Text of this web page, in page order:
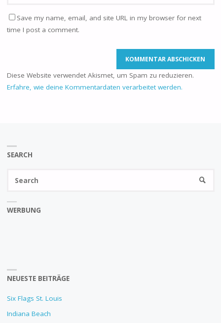
Save my name, email, and site URL in my browser for next
time I post a comment.
Diese Website verwendet Akismet, um Spam zu reduzieren.
Erfahre, wie deine Kommentardaten verarbeitet werden.
SEARCH
WERBUNG
NEUESTE BEITRÄGE
Six Flags St. Louis
Indiana Beach